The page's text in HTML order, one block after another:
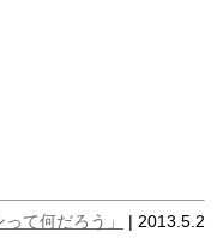
て何だろう」 | 2013.5.2